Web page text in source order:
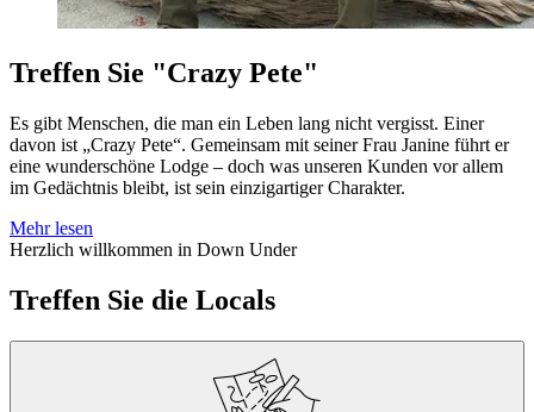
Treffen Sie "Crazy Pete"
Es gibt Menschen, die man ein Leben lang nicht vergisst. Einer
davon ist „Crazy Pete“. Gemeinsam mit seiner Frau Janine führt er
eine wunderschöne Lodge – doch was unseren Kunden vor allem
im Gedächtnis bleibt, ist sein einzigartiger Charakter.
Mehr lesen
Herzlich willkommen in Down Under
Treffen Sie die Locals